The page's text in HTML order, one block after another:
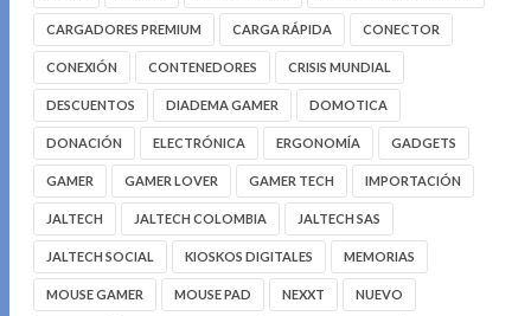
CARGADORES PREMIUM CARGA RÁPIDA CONECTOR
CONEXIÓN CONTENEDORES CRISIS MUNDIAL
DESCUENTOS DIADEMA GAMER DOMOTICA
DONACIÓN ELECTRÓNICA ERGONOMÍA GADGETS
GAMER GAMER LOVER GAMER TECH IMPORTACIÓN
JALTECH JALTECH COLOMBIA JALTECH SAS
JALTECH SOCIAL KIOSKOS DIGITALES MEMORIAS
MOUSE GAMER MOUSE PAD NEXXT NUEVO